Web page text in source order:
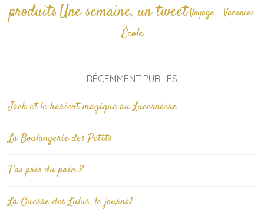
produitsUne semaine, un tweetVoyage - Vacances
École
RÉCEMMENT PUBLIÉS
Jack et le haricot magique au Lucernaire
La Boulangerie des Petits
T’as pris du pain ?
La Guerre des Lulus, le journal